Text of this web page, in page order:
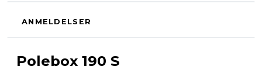
ANMELDELSER
Polebox 190 S